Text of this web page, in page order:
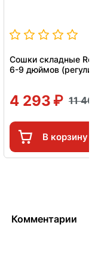
Сошки складные
6-9 дюймов
4 293 11
В корзину
Комментарии